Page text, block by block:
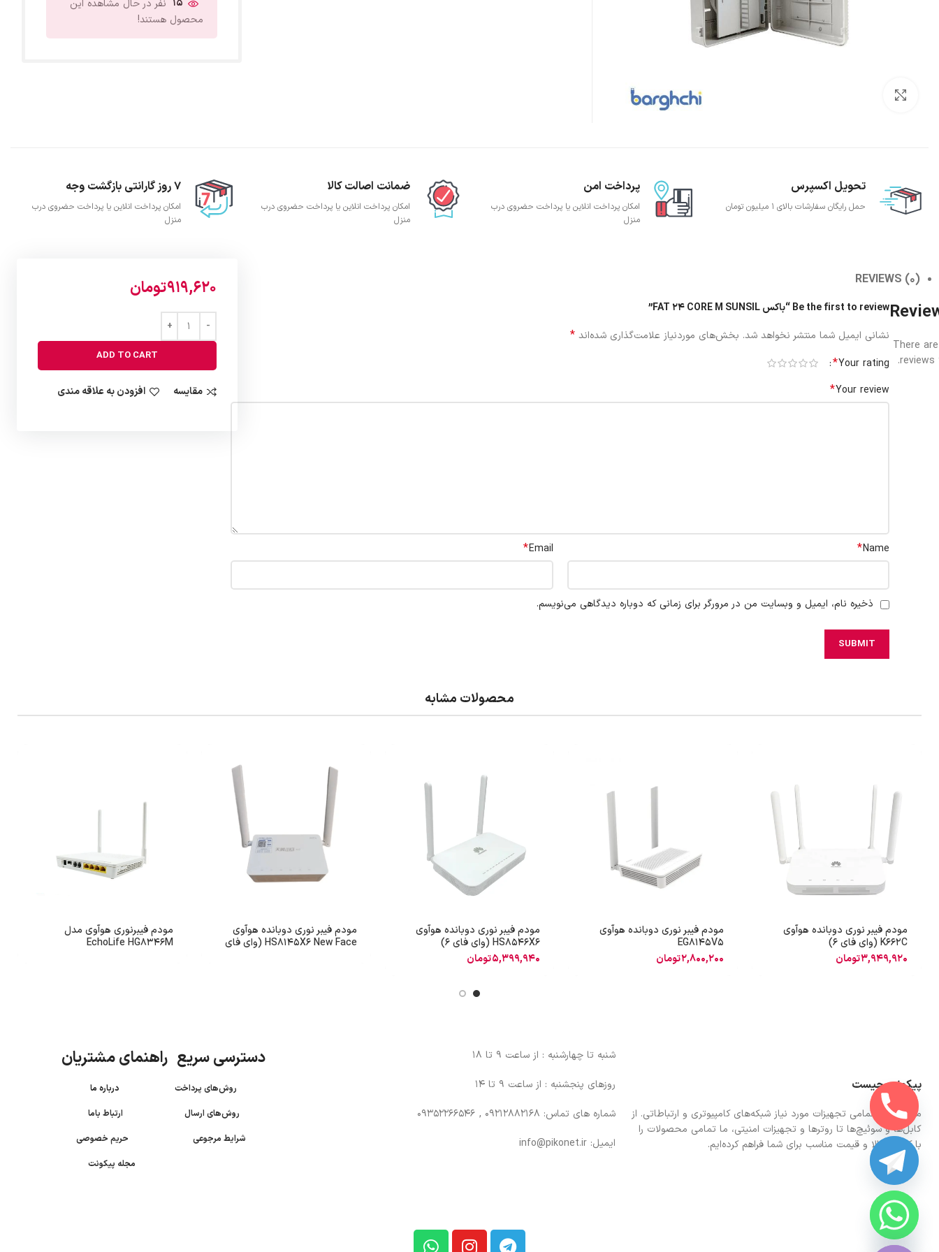
نفر در حال مشاهده این
محصول هستند!
تحویل اکسپرس
حمل رایگان سفارشات بالای 1 میلیون تومان
پرداخت امن
امکان پرداخت انلاین یا پرداخت حضروی درب
منزل
ضمانت اصالت کالا
امکان پرداخت انلاین یا پرداخت حضروی درب
منزل
7 روز گارانتی بازگشت وجه
امکان پرداخت انلاین یا پرداخت حضروی درب
منزل
REVIEWS (0)
There
reviews
Be the first to review “باکس FAT 24 CORE M SUNSIL”
نشانی ایمیل شما منتشر نخواهد شد. بخش‌های موردنیاز علامت‌گذاری شده‌اند *
Your rating
*
Your review
*
Name
*
Email
*
ذخیره نام، ایمیل و وبسایت من در مرورگر برای زمانی که دوباره دیدگاهی می‌نویسم.
919,620تومان
ADD TO CART
مقایسه افزودن به علاقه مندی
محصولات مشابه
مودم فیبر نوری دوبانده هوآوی
K662C (وای فای 6)
3,949,920تومان
مودم فیبر نوری دوبانده هوآوی
EG8145V5
2,800,200تومان
مودم فیبر نوری دوبانده هوآوی
HS8546X6 (وای فای 6)
5,399,940تومان
مودم فیبر نوری دوبانده هوآوی
HS8145X6 New Face (وای فای
مودم فیبرنوری هوآوی مدل
EchoLife HG8346M
پیکونت چیست
ما در اینجا تمامی تجهیزات مورد نیاز شبکه‌های کامپیوتری و ارتباطاتی. از
کابل‌ها و سوئیچ‌ها تا روترها و تجهیزات امنیتی، ما تمامی محصولات را
با کیفیت بالا و قیمت مناسب برای شما فراهم کرده‌ایم.
شنبه تا چهارشنبه : از ساعت 9 تا 18
روزهای پنجشنبه : از ساعت 9 تا 14
شماره های تماس: 09212882168 , 09352266546
ایمیل: info@pikonet.ir
دسترسی سریع راهنمای مشتریان
روش‌های پرداختدرباره ما
روش‌های ارسال
ارتباط باما
شرایط مرجوعی
حریم خصوصی
مجله پیکونت
HIDE
CHATY